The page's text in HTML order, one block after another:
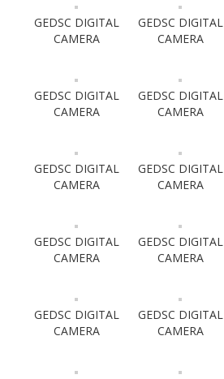
GEDSC DIGITAL
CAMERA
GEDSC DIGITAL
CAMERA
GEDSC DIGITAL
CAMERA
GEDSC DIGITAL
CAMERA
GEDSC DIGITAL
CAMERA
GEDSC DIGITAL
CAMERA
GEDSC DIGITAL
CAMERA
GEDSC DIGITAL
CAMERA
GEDSC DIGITAL
CAMERA
GEDSC DIGITAL
CAMERA